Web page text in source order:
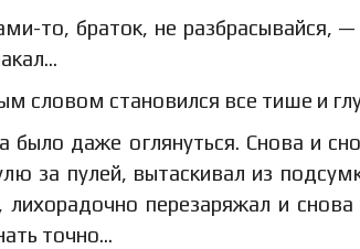
то, браток, не разбрасывайся,
словом становился все тише и
даже оглянуться. Снова и
за пулей, вытаскивал из
лихорадочно перезаряжал и
точно…